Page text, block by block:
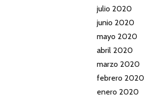
julio 2020
junio 2020
mayo 2020
abril 2020
marzo 2020
febrero 2020
enero 2020